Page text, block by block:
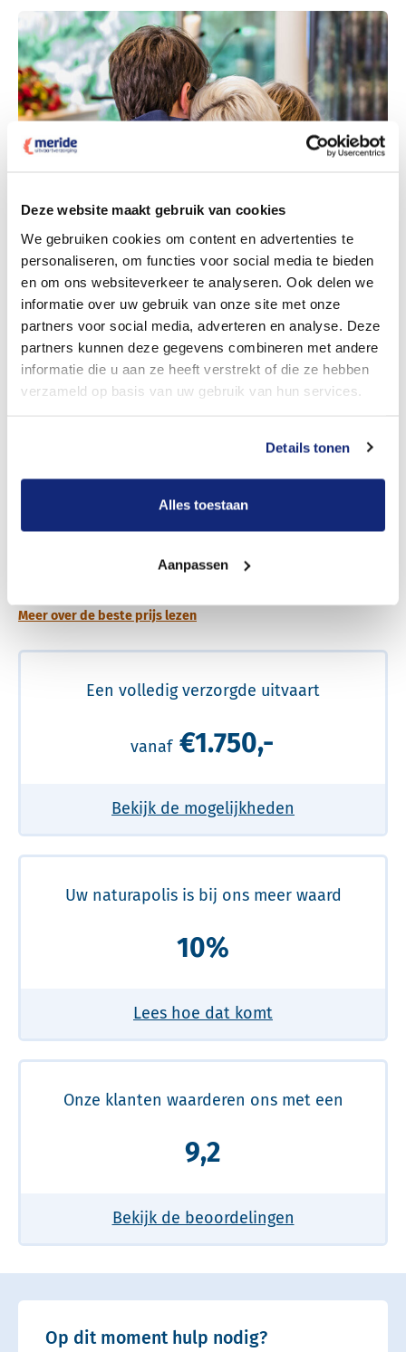
Deze website maakt gebruik van cookies
We gebruiken cookies om content en advertenties te
personaliseren, om functies voor social media te bieden
en om ons websiteverkeer te analyseren. Ook delen we
informatie over uw gebruik van onze site met onze
partners voor social media, adverteren en analyse. Deze
partners kunnen deze gegevens combineren met andere
informatie die u aan ze heeft verstrekt of die ze hebben
verzameld op basis van uw gebruik van hun services.
Details tonen
Alles toestaan
Aanpassen
Dit kost een crematie
Bekijk tarieven voor crematie
Dit kost een begrafenis
Bekijk tarieven voor begrafenis
Meer over de beste prijs lezen
Een volledig verzorgde uitvaart
vanaf €1.750,-
Bekijk de mogelijkheden
Uw naturapolis is bij ons meer waard
10%
Lees hoe dat komt
Onze klanten waarderen ons met een
9,2
Bekijk de beoordelingen
Op dit moment hulp nodig?